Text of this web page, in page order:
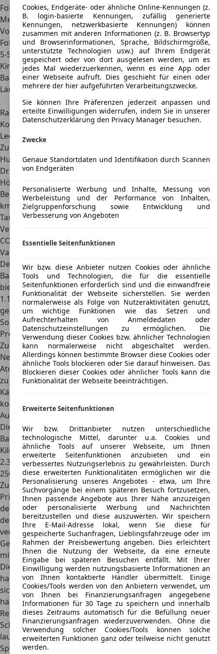
Folgemodell, der Atos Prime, mit 3,49 Meter Länge, 1,49
Meter Breite und 1,58 Meter Höhe. Das Van-Gefühl des
Vorgängers gab er nicht wieder, weshalb Hyundai das
Folgemodell wieder vergrößerte. Der Hyundai Atos ist ein
5-Sitzer, auch wenn der mittlere hintere Platz eher für
Kinder oder XS-Size Erwachsene gedacht ist.
Bauzeit
1998 – 2008
Länge, Breite, Höhe
3,5 m x 1,4 m – 1,5 m x 1,5m –
1,6 m
Radstand
2,4 m
Kofferraumvolumen
263 l – 1.084 l
Leergewicht
Zulässiges Gesamtgewicht
Hubraum
1.086 cm³
Drehmoment
Höchstgeschwindigkeit
Beschleunigung 0 auf 100
km/h
15,8 s
Tankvolumen
35 l
Verbrauch
CO2-Emissionen
131 g – 151 g
Varianten
Den Hyundai Atos gibt es in den Ausstattungsvarianten
Basis (1.0 oder 1.1), GL, GLS und Comfort.
GLS und Comfort
bieten ein Automatikgetriebe. Zudem hat Hyundai in der
1.1.-Version verschiedene Sondermodelle auf den Markt
gebracht, wie etwa den EM-Star, Flower, Ole und eine
Sonderedition.
Preis
Zu Produktionsbeginn hatte der Hyundai Atos einen
Neupreis von 8.176 Euro in der Grundausstattung. Der
Atos 1.1 Comfort mit Schaltgetriebe schlug mit 9.290 Euro
zu Buche. Für den Atos 1.0 GLS Automatik musste der
Käufer schon 10.676 Euro bezahlen. Der Atos Prime
kostete in der Grundversion 8.431 Euro, für die
Automatikversion wurden 11.290 Euro fällig.
Die
Auswahl an gebrauchten Atos ist groß
. Abhängig von
Baujahr, Ausstattung, allgemeinem Zustand und
Kilometerstand liegen sie preislich zwischen 1.100 und
2.300 Euro. Besonders günstige Exemplare sind bereits ab
250 Euro verfügbar, allerdings sollte hier der technische
Zustand genau geprüft werden. Weiterhin bieten auch
Privatpersonen gebrauchte Atos-Varianten an. Meist ist
der
private Kauf günstiger, aber auch Risiko behaftet, was
den technischen Zustand des Autos angeht. Händler
verlangen etwas mehr, müssen dafür ein Jahr
Gewährleistung geben. Zudem bieten Händler im Verbund
mit Banken oft Finanzierungen an.
Die Kosten für Steuern und Versicherung des Microvans
halten sich in Grenzen. Dank seiner Euro-4-Norm begnügt
sich das Zollamt mit 74,25 Euro jährlich. Die Versicherung
hängt vom individuellen Schadenfreiheitsrabatt, der
Regional- und Typklasse sowie dem Versicherer ab. Im
Schnitt gibt der ADAC diedurchschnittlich anfallenden
laufenden Kosten mit 25 Cent pro Kilometeran. Der
Spritverbrauch sollte bei Gelegenheitsfahrern nicht stark
Cookies, Endgeräte- oder ähnliche Online-Kennungen (z.
B. login-basierte Kennungen, zufällig generierte
Kennungen, netzwerkbasierte Kennungen) können
zusammen mit anderen Informationen (z. B. Browsertyp
und Browserinformationen, Sprache, Bildschirmgröße,
unterstützte Technologien usw.) auf Ihrem Endgerät
gespeichert oder von dort ausgelesen werden, um es
jedes Mal wiederzuerkennen, wenn es eine App oder
einer Webseite aufruft. Dies geschieht für einen oder
mehrere der hier aufgeführten Verarbeitungszwecke.
Sie können Ihre Präferenzen jederzeit anpassen und
erteilte Einwilligungen widerrufen, indem Sie in unserer
Datenschutzerklärung den Privacy Manager besuchen.
Zwecke
Genaue Standortdaten und Identifikation durch Scannen
von Endgeräten
Personalisierte Werbung und Inhalte, Messung von
Werbeleistung und der Performance von Inhalten,
Zielgruppenforschung sowie Entwicklung und
Verbesserung von Angeboten
Essentielle Seitenfunktionen
Wir bzw. diese Anbieter nutzen Cookies oder ähnliche
Tools und Technologien, die für die essentielle
Seitenfunktionen erforderlich sind und die einwandfreie
Funktionalität der Webseite sicherstellen. Sie werden
normalerweise als Folge von Nutzeraktivitäten genutzt,
um wichtige Funktionen wie das Setzen und
Aufrechterhalten von Anmeldedaten oder
Datenschutzeinstellungen zu ermöglichen. Die
Verwendung dieser Cookies bzw. ähnlicher Technologien
kann normalerweise nicht abgeschaltet werden.
Allerdings können bestimmte Browser diese Cookies oder
ähnliche Tools blockieren oder Sie darauf hinweisen. Das
Blockieren dieser Cookies oder ähnlicher Tools kann die
Funktionalität der Webseite beeinträchtigen.
Erweiterte Seitenfunktionen
Wir bzw. Drittanbieter nutzen unterschiedliche
technologische Mittel, darunter u.a. Cookies und
ähnliche Tools auf unserer Webseite, um Ihnen
erweiterte Seitenfunktionen anzubieten und ein
verbessertes Nutzungserlebnis zu gewährleisten. Durch
diese erweiterten Funktionalitäten ermöglichen wir die
Personalisierung unseres Angebotes - etwa, um Ihre
Suchvorgänge bei einem späteren Besuch fortzusetzen,
Ihnen passende Angebote aus Ihrer Nähe anzuzeigen
oder personalisierte Werbung und Nachrichten
bereitzustellen und diese auszuwerten. Wir speichern
Ihre E-Mail-Adresse lokal, wenn Sie diese für
gespeicherte Suchanfragen, Lieblingsfahrzeuge oder im
Rahmen der Preisbewertung angeben. Dies erleichtert
Ihnen die Nutzung der Webseite, da eine erneute
Eingabe bei späteren Besuchen entfällt. Mit Ihrer
Einwilligung werden nutzungsbasierte Informationen an
von Ihnen kontaktierte Händler übermittelt. Einige
Cookies/Tools werden von den Anbietern verwendet, um
von Ihnen bei Finanzierungsanfragen angegebene
Informationen für 30 Tage zu speichern und innerhalb
dieses Zeitraums automatisch für die Befüllung neuer
Finanzierungsanfragen wiederzuverwenden. Ohne die
Verwendung solcher Cookies/Tools können solche
erweiterten Funktionen ganz oder teilweise nicht genutzt
werden.